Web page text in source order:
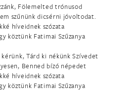
Szűz Mária
Szent Metód püspök, Európa
Fölemelted trónusod
szűnünk dicsérni jóvoltodat.
híveidnek szózata
köztünk Fatimai Szűzanya
kérünk, Tárd ki nékünk Szívedet
Benned bízó népedet
híveidnek szózata
köztünk Fatimai Szűzanya